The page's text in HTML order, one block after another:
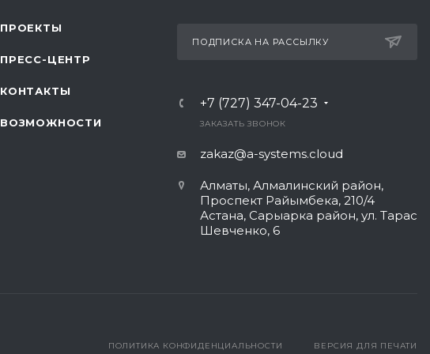
ПРОЕКТЫ
ПРЕСС-ЦЕНТР
КОНТАКТЫ
ВОЗМОЖНОСТИ
ПОДПИСКА НА РАССЫЛКУ
+7 (727) 347-04-23
ЗАКАЗАТЬ ЗВОНОК
zakaz@a-systems.cloud
Алматы, ​Алмалинский район,
Проспект Райымбека, 210/4
Астана, Сарыарка район, ул. Тарас
Шевченко, 6​
ВЕРСИЯ ДЛЯ ПЕЧАТИ
ПОЛИТИКА КОНФИДЕНЦИАЛЬНОСТИ